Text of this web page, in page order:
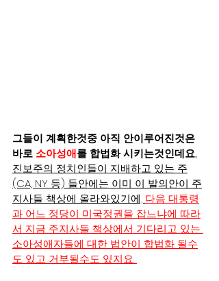
그들이 계획한것중 아직 안이루어진것은
바로 소아성애를 합법화 시키는것인데요,
진보주의 정치인들이 지배하고 있는 주
(CA, NY 등) 들안에는 이미 이 발의안이 주
지사들 책상에 올라와있기에, 다음 대통령
과 어느 정당이 미국정권을 잡느냐에 따라
서 지금 주지사들 책상에서 기다리고 있는
소아성애자들에 대한 법안이 합법화 될수
도 있고 거부될수도 있지요.